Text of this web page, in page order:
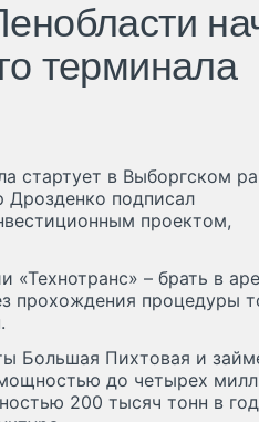
терминала
стартует в Выборгском
Дрозденко подписал
проектом,
«Технотранс» – брать в
прохождения процедуры
Большая Пихтовая и
до четырех
200 тысяч тонн в